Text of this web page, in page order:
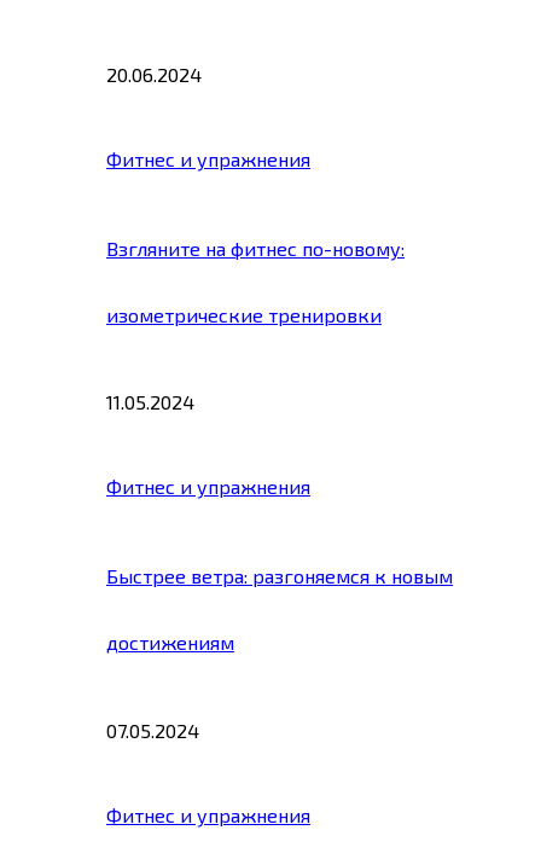
20.06.2024
Фитнес и упражнения
Взгляните на фитнес по-новому:
изометрические тренировки
11.05.2024
Фитнес и упражнения
Быстрее ветра: разгоняемся к новым
достижениям
07.05.2024
Фитнес и упражнения